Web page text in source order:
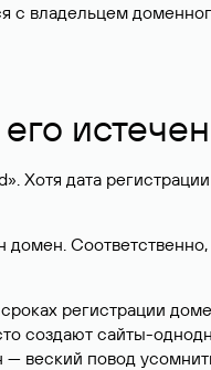
с владельцем
Хотя дата
регистрации
создают сайты-
веский повод